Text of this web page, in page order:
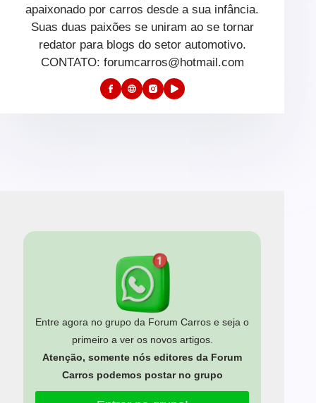
apaixonado por carros desde a sua infância.
Suas duas paixões se uniram ao se tornar
redator para blogs do setor automotivo.
CONTATO: forumcarros@hotmail.com
Entre agora no grupo da Forum Carros e seja o
primeiro a ver os novos artigos.
Atenção, somente nós editores da Forum
Carros podemos postar no grupo